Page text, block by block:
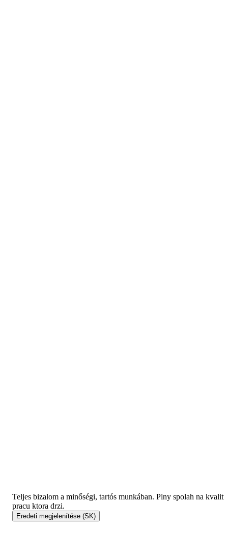
Teljes bizalom a minőségi, tartós munkában. Plny spolah na
pracu ktora drzi.
Eredeti megjelenítése (SK)